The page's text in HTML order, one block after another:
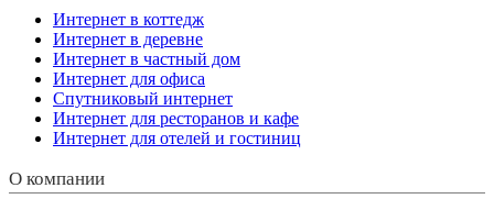
Интернет в коттедж
Интернет в деревне
Интернет в частный дом
Интернет для офиса
Спутниковый интернет
Интернет для ресторанов и кафе
Интернет для отелей и гостиниц
О компании